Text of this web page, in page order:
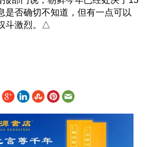
是否确切不知道，但有一点可以
斗激烈。△